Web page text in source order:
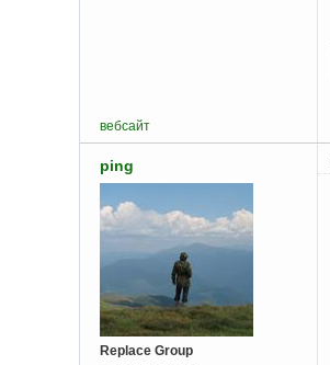
вебсайт
ping
Replace Group